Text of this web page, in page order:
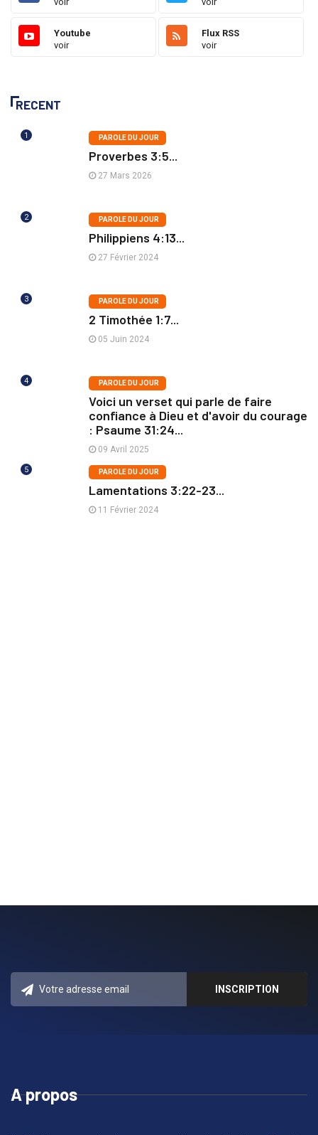
Youtube
voir
Flux RSS
voir
RECENT
1 PAROLE DU JOUR
Proverbes 3:5...
27 Mars 2026
2 PAROLE DU JOUR
Philippiens 4:13...
27 Février 2024
3 PAROLE DU JOUR
2 Timothée 1:7...
05 Juin 2024
4 PAROLE DU JOUR
Voici un verset qui parle de faire
confiance à Dieu et d'avoir du courage
: Psaume 31:24...
09 Avril 2025
5 PAROLE DU JOUR
Lamentations 3:22-23...
11 Février 2024
A propos